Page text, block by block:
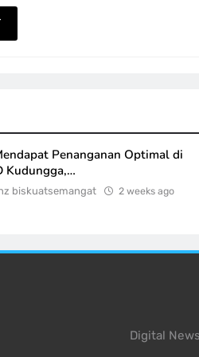
Penanganan Optimal di
Kudungga,…
biskuatsemangat 2 weeks ago
Digital